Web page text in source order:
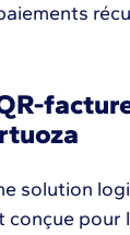
solution
conçue pour